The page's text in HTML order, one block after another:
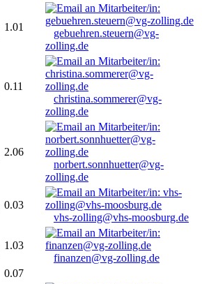
1.01
gebuehren.steuern@vg-
zolling.de
0.11
christina.sommerer@vg-
zolling.de
2.06
norbert.sonnhuetter@vg-
zolling.de
0.03
vhs-zolling@vhs-moosburg.de
1.03
finanzen@vg-zolling.de
0.07